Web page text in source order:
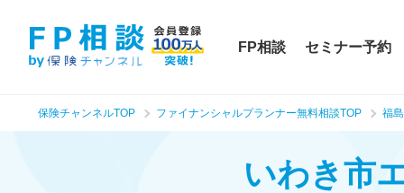
FP相談 セミナー予約
保険チャンネルTOP ファイナンシャルプランナー無料相談TOP 福
いわき市